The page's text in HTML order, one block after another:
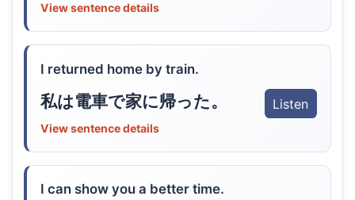
View sentence details
I returned home by train.
私は電車で家に帰った。 Listen
View sentence details
I can show you a better time.